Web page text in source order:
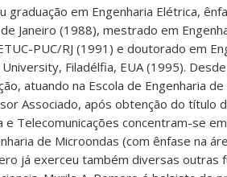
graduação em Engenharia Elétrica,
Janeiro (1988), mestrado em
PUC/RJ (1991) e doutorado em
Filadélfia, EUA (1995).
atuando na Escola de Engenharia
Associado, após obtenção do título
e Telecomunicações concentram-se
de Microondas (com ênfase na
já exerceu também diversas outras